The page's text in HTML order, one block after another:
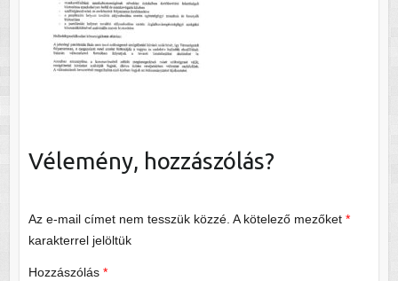
Vélemény, hozzászólás?
Az e-mail címet nem tesszük közzé. A kötelező mezőket *
karakterrel jelöltük
Hozzászólás *